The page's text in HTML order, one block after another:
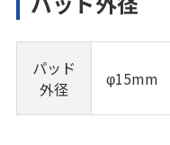
パッド
外径
φ15mm